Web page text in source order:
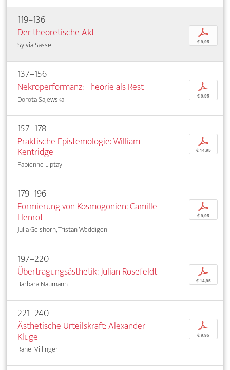
119–136
Der theoretische Akt
Sylvia Sasse
p
€ 9,95
137–156
Nekroperformanz: Theorie als Rest
Dorota Sajewska
p
€ 9,95
157–178
Praktische Epistemologie: William
Kentridge
Fabienne Liptay
p
€ 14,95
179–196
Formierung von Kosmogonien: Camille
Henrot
Julia Gelshorn, Tristan Weddigen
p
€ 9,95
197–220
Übertragungsästhetik: Julian Rosefeldt
Barbara Naumann
p
€ 14,95
221–240
Ästhetische Urteilskraft: Alexander
Kluge
Rahel Villinger
p
€ 9,95